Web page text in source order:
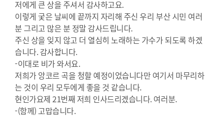
저에게 큰 상을 주셔서 감사하고요.
이렇게 궂은 날씨에 끝까지 자리해 주신 우리 부산 시민 여러
분 그리고 많은 분 정말 감사드립니다.
주신 상을 잊지 않고 더 열심히 노래하는 가수가 되도록 하겠
습니다. 감사합니다.
-이대로 비가 와서요.
저희가 앙코르 곡을 청할 예정이었습니다만 여기서 마무리하
는 것이 우리 모두에게 좋을 것 같습니다.
현인가요제 21번째 저희 인사드리겠습니다. 여러분.
-(함께) 고맙습니다.